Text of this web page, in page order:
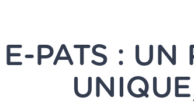
E-PATS : UN